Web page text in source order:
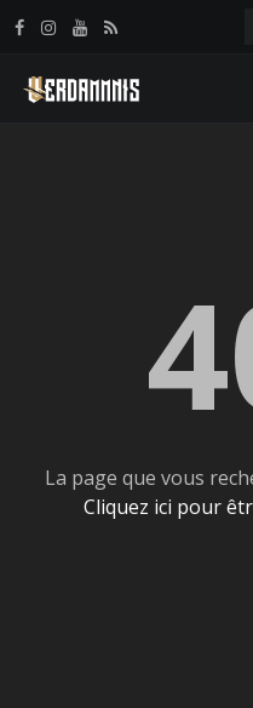
La page que vous
Cliquez ici pour
Panneau de gestion des